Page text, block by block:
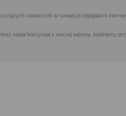
ciasteczek w swojej przeglądarce
nadal korzystał z naszej witryny, będziemy